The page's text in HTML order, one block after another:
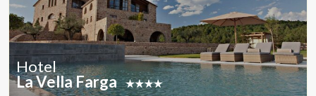
Hotel
La Vella Farga